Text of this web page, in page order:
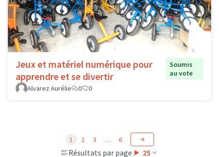
Jeux et matériel numérique pour
apprendre et se divertir
Soumis
au vote
Alvarez Aurélie
0 0
Résultats par page : 25
1 2 3 … 6